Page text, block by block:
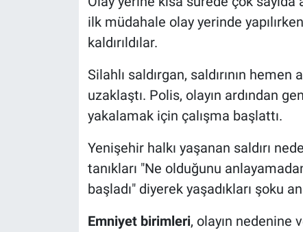
ilk müdahale olay yerinde
kaldırıldılar.
Silahlı saldırgan, saldırının
uzaklaştı. Polis, olayın ardından
yakalamak için çalışma başlattı.
Yenişehir halkı yaşanan saldırı
tanıkları "Ne olduğunu
başladı" diyerek yaşadıkları şoku
Emniyet birimleri, olayın nedenine